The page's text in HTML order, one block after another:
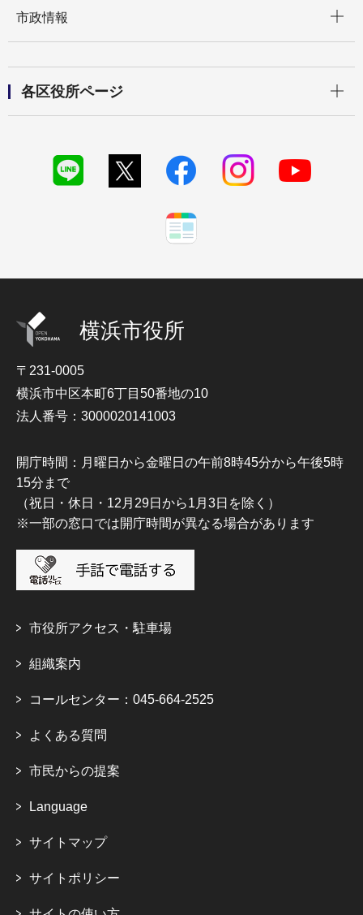
市政情報
各区役所ページ
横浜市役所
〒231-0005
横浜市中区本町6丁目50番地の10
法人番号：3000020141003
開庁時間：月曜日から金曜日の午前8時45分から午後5時
15分まで
（祝日・休日・12月29日から1月3日を除く）
※一部の窓口では開庁時間が異なる場合があります
市役所アクセス・駐車場
組織案内
コールセンター：045-664-2525
よくある質問
市民からの提案
Language
サイトマップ
サイトポリシー